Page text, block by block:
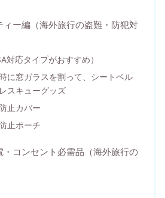
ィー編（海外旅行の盗難・防犯対
対応タイプがおすすめ）
に窓ガラスを割って、シートベル
スキューグッズ
止カバー
止ポーチ
・コンセント必需品（海外旅行の